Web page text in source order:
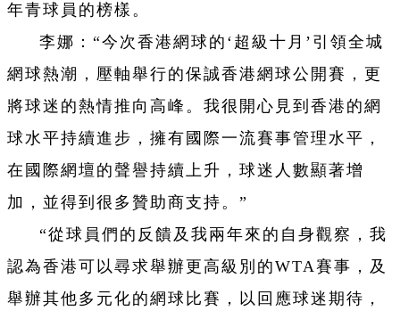
年青球員的榜樣。
李娜：“今次香港網球的‘超級十月’引領全城
網球熱潮，壓軸舉行的保誠香港網球公開賽，更
將球迷的熱情推向高峰。我很開心見到香港的網
球水平持續進步，擁有國際一流賽事管理水平，
在國際網壇的聲譽持續上升，球迷人數顯著增
加，並得到很多贊助商支持。”
“從球員們的反饋及我兩年來的自身觀察，我
認為香港可以尋求舉辦更高級別的WTA賽事，及
舉辦其他多元化的網球比賽，以回應球迷期待，